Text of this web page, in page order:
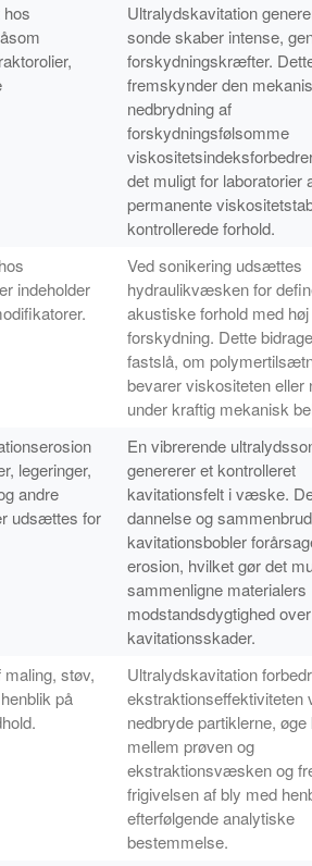
Ultralydskavitation
sonde skaber intense,
forskydningskræfter.
fremskynder den
nedbrydning af
forskydningsfølsomme
det muligt for laboratorier
permanente
kontrollerede forhold.
indeholder
Ved sonikering udsættes
hydraulikvæsken for
akustiske forhold med høj
forskydning. Dette
fastslå, om
bevarer viskositeten eller
under kraftig mekanisk
legeringer,
andre
udsættes for
En vibrerende
genererer et kontrolleret
kavitationsfelt i væske.
dannelse og
kavitationsbobler
erosion, hvilket gør det
sammenligne materialers
modstandsdygtighed
kavitationsskader.
støv,
på
Ultralydskavitation
ekstraktionseffektiviteten
nedbryde partiklerne,
mellem prøven og
ekstraktionsvæsken og
frigivelsen af bly med
efterfølgende analytiske
bestemmelse.